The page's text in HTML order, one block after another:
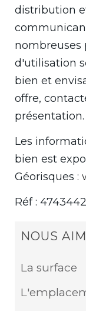
distribution
d'utilisation
bien et
offre,
présentation.
Les
bien est
Géorisques :
Réf :
NOUS
La surface